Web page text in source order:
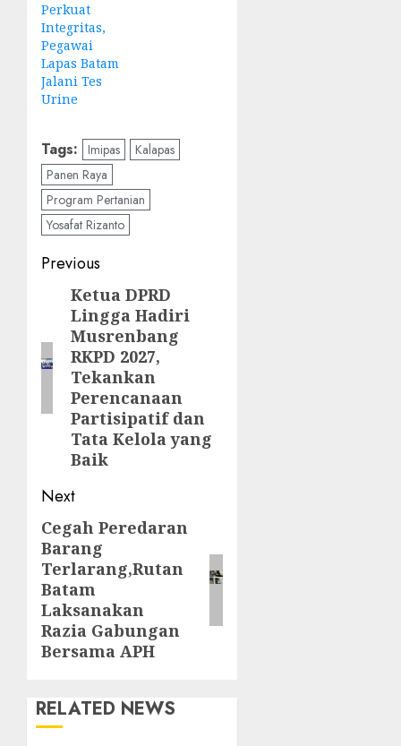
Perkuat
Integritas,
Pegawai
Lapas Batam
Jalani Tes
Urine
Tags: Imipas
Kalapas
Panen Raya
Program Pertanian
Yosafat Rizanto
Post
navigation
Previous
Previous
post:
Ketua DPRD
Lingga Hadiri
Musrenbang
RKPD 2027,
Tekankan
Perencanaan
Partisipatif dan
Tata Kelola yang
Baik
Next
Next
post:
Cegah Peredaran
Barang
Terlarang,Rutan
Batam
Laksanakan
Razia Gabungan
Bersama APH
RELATED NEWS